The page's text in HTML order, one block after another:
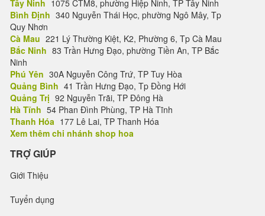
Tây Ninh 1075 CTM8, phường Hiệp Ninh, TP Tây Ninh
Bình Định 340 Nguyễn Thái Học, phường Ngô Mây, Tp
Quy Nhơn
Cà Mau 221 Lý Thường Kiệt, K2, Phường 6, Tp Cà Mau
Bắc Ninh 83 Trần Hưng Đạo, phường Tiền An, TP Bắc
Ninh
Phú Yên 30A Nguyễn Công Trứ, TP Tuy Hòa
Quảng Bình 41 Trần Hưng Đạo, Tp Đồng Hới
Quảng Trị 92 Nguyễn Trãi, TP Đông Hà
Hà Tĩnh 54 Phan Đình Phùng, TP Hà Tĩnh
Thanh Hóa 177 Lê Lai, TP Thanh Hóa
Xem thêm chi nhánh shop hoa
TRỢ GIÚP
Giới Thiệu
Tuyển dụng